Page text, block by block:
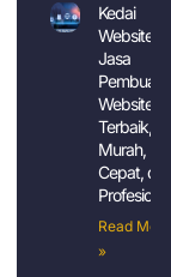
Kedai
Website:
Jasa
Pembuatan
Website
Terbaik,
Murah,
Cepat, dan
Profesional
Read More
»